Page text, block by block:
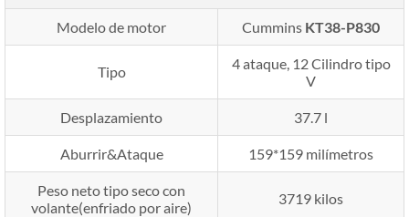
Modelo de motor Cummins KT38-P830
Tipo
4 ataque, 12 Cilindro tipo
V
Desplazamiento 37.7 l
Aburrir&Ataque 159*159 milímetros
Peso neto tipo seco con
volante(enfriado por aire)
3719 kilos